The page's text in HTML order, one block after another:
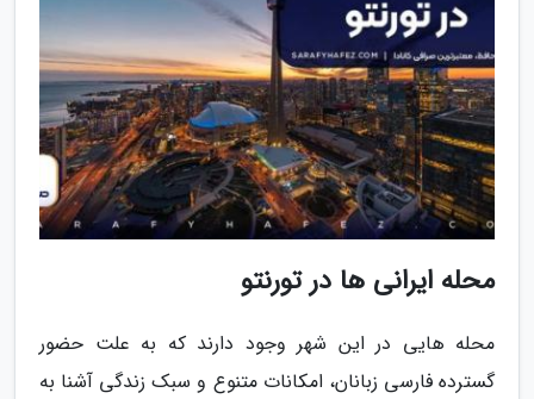
محله ایرانی ها در تورنتو
محله هایی در این شهر وجود دارند که به علت حضور
گسترده فارسی زبانان، امکانات متنوع و سبک زندگی آشنا به